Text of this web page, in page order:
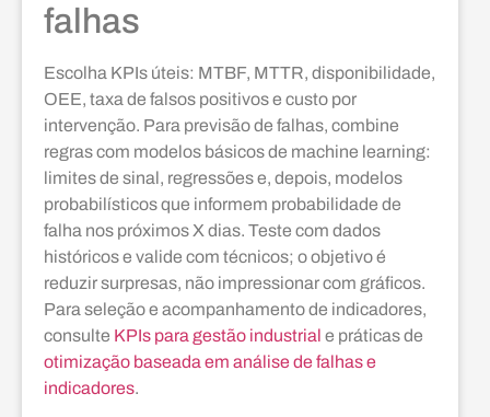
falhas
Escolha KPIs úteis: MTBF, MTTR, disponibilidade,
OEE, taxa de falsos positivos e custo por
intervenção. Para previsão de falhas, combine
regras com modelos básicos de machine learning:
limites de sinal, regressões e, depois, modelos
probabilísticos que informem probabilidade de
falha nos próximos X dias. Teste com dados
históricos e valide com técnicos; o objetivo é
reduzir surpresas, não impressionar com gráficos.
Para seleção e acompanhamento de indicadores,
consulte KPIs para gestão industrial e práticas de
otimização baseada em análise de falhas e
indicadores.